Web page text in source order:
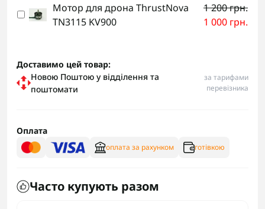
Мотор для дрона ThrustNova
TN3115 KV900
1 200 грн.
1 000 грн.
Доставимо цей товар:
Новою Поштою у відділення та
поштомати
за тарифами
перевізника
Оплата
оплата за рахунком готівкою
Часто купують разом